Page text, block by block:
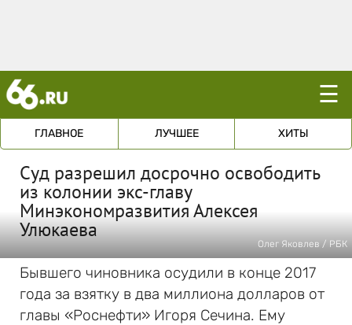
☰
ГЛАВНОЕ ЛУЧШЕЕ ХИТЫ
Суд разрешил досрочно освободить
из колонии экс-главу
Минэкономразвития Алексея
Улюкаева
Олег Яковлев / РБК
Бывшего чиновника осудили в конце 2017
года за взятку в два миллиона долларов от
главы «Роснефти» Игоря Сечина. Ему